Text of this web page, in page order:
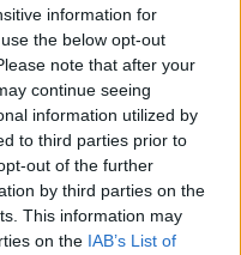
information for
the below opt-out
note that after your
continue seeing
information utilized by
to third parties prior to
out of the further
by third parties on the
This information may
on the IAB’s List of
veikia nuosava
ji pasirodė
aptikti į oro uosto
Alexanderis
galėjo būti
apeitų tokias